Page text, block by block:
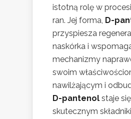
istotną rolę w
ran. Jej forma, D-
przyspiesza
naskórka i
mechanizmy
swoim
nawilżającym i
D-pantenol staje się
skutecznym